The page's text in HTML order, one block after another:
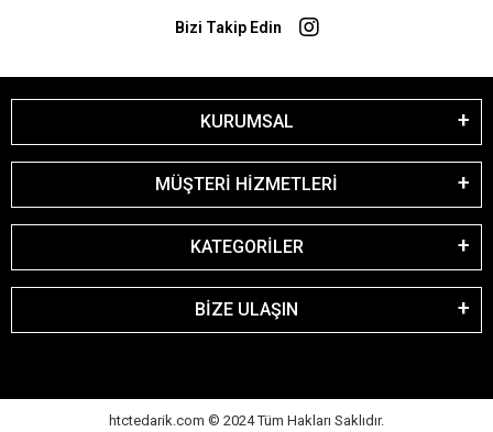
Bizi Takip Edin
KURUMSAL
MÜŞTERİ HİZMETLERİ
KATEGORİLER
BİZE ULAŞIN
htctedarik.com © 2024 Tüm Hakları Saklıdır.